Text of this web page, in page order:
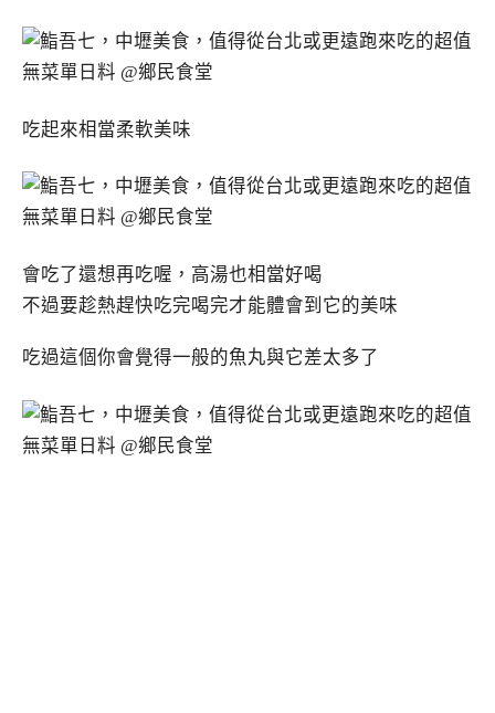
吃起來相當柔軟美味
會吃了還想再吃喔，高湯也相當好喝
不過要趁熱趕快吃完喝完才能體會到它的美味
吃過這個你會覺得一般的魚丸與它差太多了